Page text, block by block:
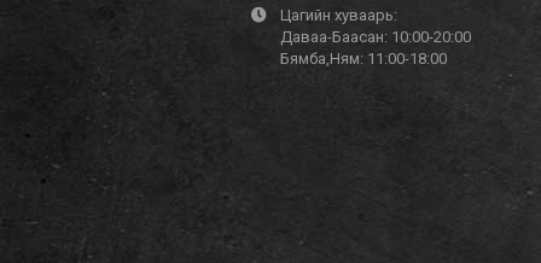
Цагийн хуваарь:
Даваа-Баасан: 10:00-20:00
Бямба,Ням: 11:00-18:00